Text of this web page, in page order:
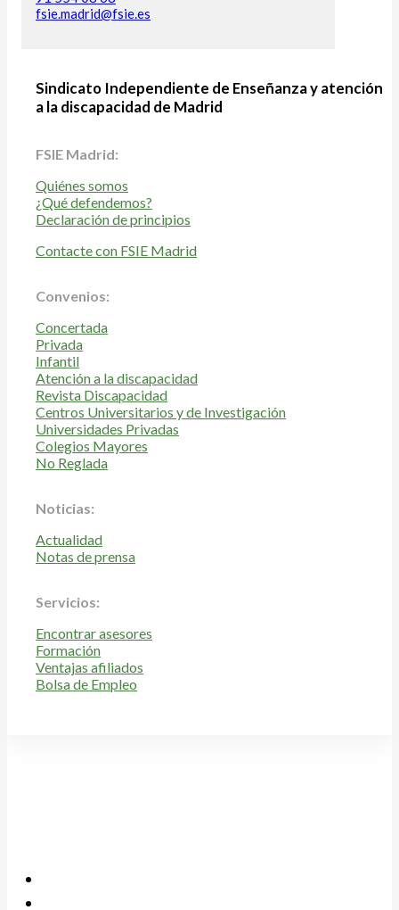
fsie.madrid@fsie.es
Sindicato Independiente de Enseñanza y atención
a la discapacidad de Madrid
FSIE Madrid:
Quiénes somos
¿Qué defendemos?
Declaración de principios
Contacte con FSIE Madrid
Convenios:
Concertada
Privada
Infantil
Atención a la discapacidad
Revista Discapacidad
Centros Universitarios y de Investigación
Universidades Privadas
Colegios Mayores
No Reglada
Noticias:
Actualidad
Notas de prensa
Servicios:
Encontrar asesores
Formación
Ventajas afiliados
Bolsa de Empleo